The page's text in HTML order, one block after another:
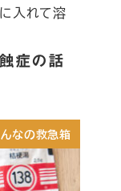
蝕症の話
入れて溶
なの救急箱